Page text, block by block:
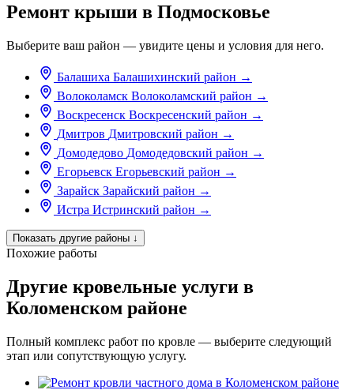
Ремонт крыши в Подмосковье
Выберите ваш район — увидите цены и условия для него.
Балашиха Балашихинский район →
Волоколамск Волоколамский район →
Воскресенск Воскресенский район →
Дмитров Дмитровский район →
Домодедово Домодедовский район →
Егорьевск Егорьевский район →
Зарайск Зарайский район →
Истра Истринский район →
Показать другие районы ↓
Похожие работы
Другие кровельные услуги в
Коломенском районе
Полный комплекс работ по кровле — выберите следующий
этап или сопутствующую услугу.